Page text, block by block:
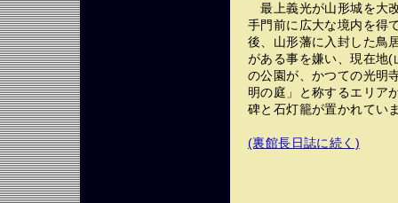
最上義光が山形城を大
手門前に広大な境内を得
後、山形藩に入封した鳥
がある事を嫌い、現在地
の公園が、かつての光明
明の庭」と称するエリア
碑と石灯籠が置かれてい
(裏館長日誌に続く)